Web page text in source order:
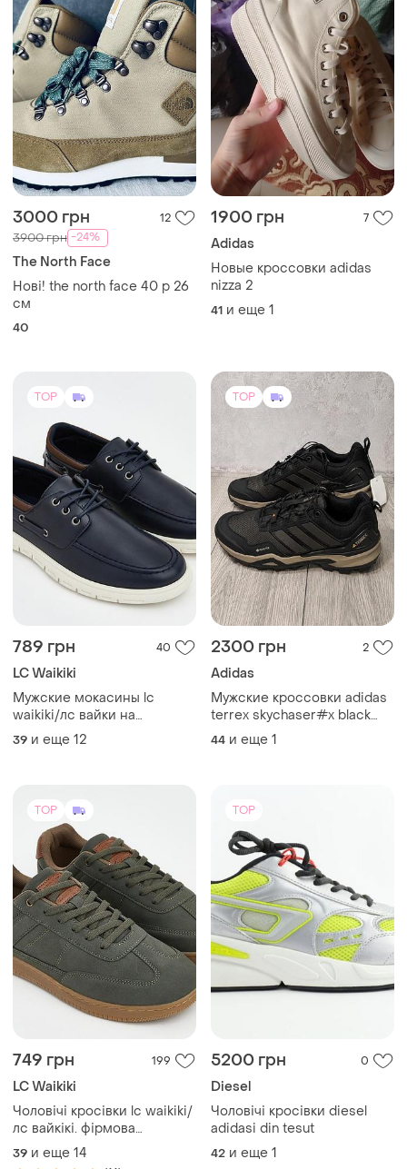
3000 грн 12
3900 грн -24%
The North Face
Нові! the north face 40 р 26
см
40
1900 грн 7
Adidas
Новые кроссовки adidas
nizza 2
41 и еще 1
TOP
789 грн 40
LC Waikiki
Мужские мокасины lc
waikiki/лс вайки на
шнуровке. фирменная
туреченица
39 и еще 12
TOP
2300 грн 2
Adidas
Мужские кроссовки adidas
terrex skychaser#x black
brown beige🔥
44 и еще 1
TOP
749 грн 199
LC Waikiki
Чоловічі кросівки lc waikiki/
лс вайкікі. фірмова
туреччина
39 и еще 14
TOP
5200 грн 0
Diesel
Чоловічі кросівки diesel
adidasi din tesut
42 и еще 1